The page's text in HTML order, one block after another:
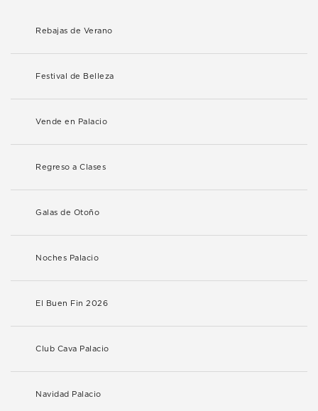
Rebajas de Verano
Festival de Belleza
Vende en Palacio
Regreso a Clases
Galas de Otoño
Noches Palacio
El Buen Fin 2026
Club Cava Palacio
Navidad Palacio